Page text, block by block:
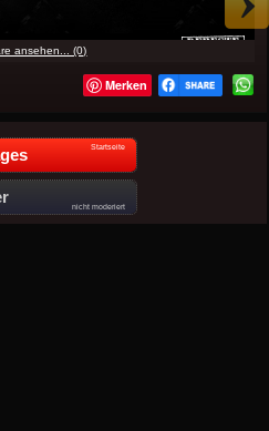
ansehen... (0)
Merken
Startseite
nicht moderiert